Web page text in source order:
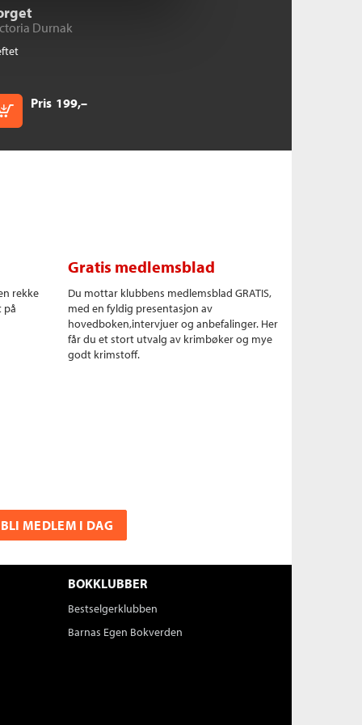
Durnak
Pris 199,–
Kjøp
rekke
på
Gratis medlemsblad
Du mottar klubbens medlemsblad GRATIS,
med en fyldig presentasjon av
hovedboken,intervjuer og anbefalinger. Her
får du et stort utvalg av krimbøker og mye
godt krimstoff.
BLI MEDLEM I DAG
BOKKLUBBER
Bestselgerklubben
Barnas Egen Bokverden